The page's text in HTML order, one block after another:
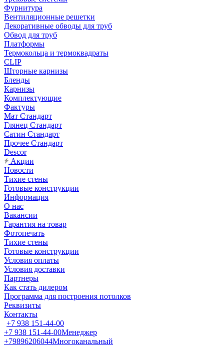
Фурнитура
Вентиляционные решетки
Декоративные обводы для труб
Обвод для труб
Платформы
Термокольца и термоквадраты
CLIP
Шторные карнизы
Бленды
Карнизы
Комплектующие
Фактуры
Мат Стандарт
Глянец Стандарт
Сатин Стандарт
Прочее Стандарт
Descor
Акции
Новости
Тихие стены
Готовые конструкции
Информация
О нас
Вакансии
Гарантия на товар
Фотопечать
Тихие стены
Готовые конструкции
Условия оплаты
Условия доставки
Партнеры
Как стать дилером
Программа для построения потолков
Реквизиты
Контакты
+7 938 151-44-00
+7 938 151-44-00Менеджер
+79896206044Многоканальный